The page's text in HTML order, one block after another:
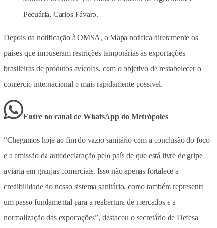
Pecuária, Carlos Fávaro.
Depois da notificação à OMSA, o Mapa notifica diretamente os
países que impuseram restrições temporárias às exportações
brasileiras de produtos avícolas, com o objetivo de restabelecer o
comércio internacional o mais rapidamente possível.
Entre no canal de WhatsApp do Metrópoles
“Chegamos hoje ao fim do vazio sanitário com a conclusão do foco
e a emissão da autodeclaração pelo país de que está livre de gripe
aviária em granjas comerciais. Isso não apenas fortalece a
credibilidade do nosso sistema sanitário, como também representa
um passo fundamental para a reabertura de mercados e a
normalização das exportações”, destacou o secretário de Defesa